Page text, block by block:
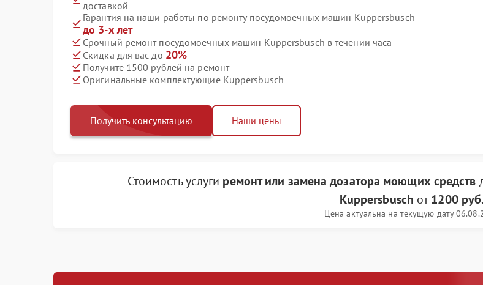
доставкой
Гарантия на наши работы по ремонту посудомоечных машин Kuppersbusch
до 3-х лет
Срочный ремонт посудомоечных машин Kuppersbusch в течении часа
Скидка для вас до 20%
Получите 1500 рублей на ремонт
Оригинальные комплектующие Kuppersbusch
Получить консультацию Наши цены
Стоимость услуги ремонт или замена дозатора моющих средств
Kuppersbusch от1200 руб.
Цена актуальна на текущую дату